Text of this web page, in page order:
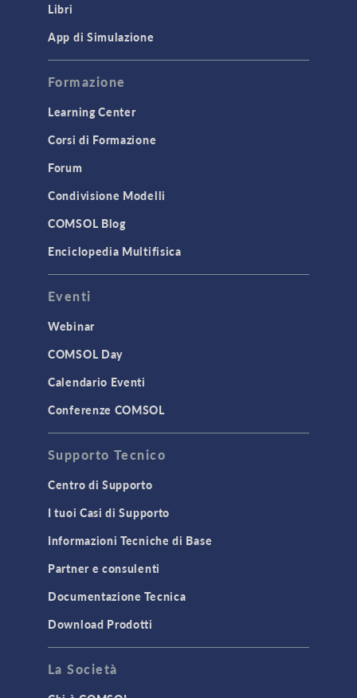
Libri
App di Simulazione
Formazione
Learning Center
Corsi di Formazione
Forum
Condivisione Modelli
COMSOL Blog
Enciclopedia Multifisica
Eventi
Webinar
COMSOL Day
Calendario Eventi
Conferenze COMSOL
Supporto Tecnico
Centro di Supporto
I tuoi Casi di Supporto
Informazioni Tecniche di Base
Partner e consulenti
Documentazione Tecnica
Download Prodotti
La Società